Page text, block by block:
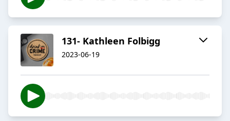
131- Kathleen Folbigg
2023-06-19